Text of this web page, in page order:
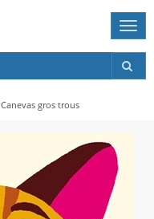
Canevas gros trous